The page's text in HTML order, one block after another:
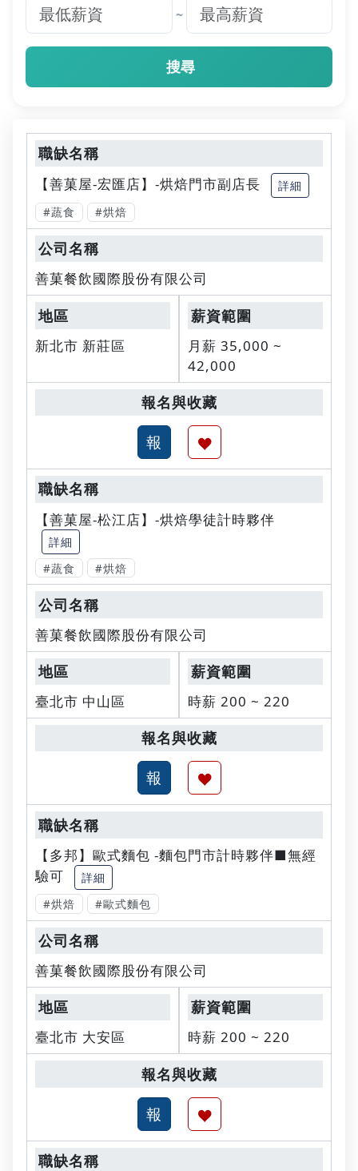
~
搜尋
【善菓屋-宏匯店】-烘焙門市副店長
詳細
#蔬食
#烘焙
善菓餐飲國際股份有限公司
新北市 新莊區
月薪 35,000 ~
42,000
【善菓屋-松江店】-烘焙學徒計時夥伴
詳細
#蔬食
#烘焙
善菓餐飲國際股份有限公司
臺北市 中山區 時薪 200 ~ 220
【多邦】歐式麵包 -麵包門市計時夥伴■無經
驗可
詳細
#烘焙
#歐式麵包
善菓餐飲國際股份有限公司
臺北市 大安區 時薪 200 ~ 220